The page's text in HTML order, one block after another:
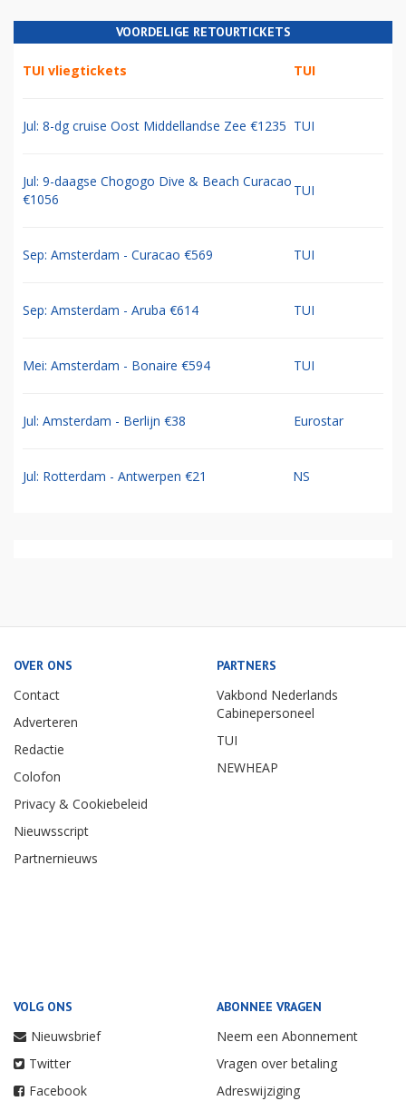
VOORDELIGE RETOURTICKETS
TUI vliegtickets TUI
Jul: 8-dg cruise Oost Middellandse Zee €1235 TUI
Jul: 9-daagse Chogogo Dive & Beach Curacao
€1056
TUI
Sep: Amsterdam - Curacao €569 TUI
Sep: Amsterdam - Aruba €614 TUI
Mei: Amsterdam - Bonaire €594 TUI
Jul: Amsterdam - Berlijn €38 Eurostar
Jul: Rotterdam - Antwerpen €21 NS
OVER ONS
Contact
Adverteren
Redactie
Colofon
Privacy & Cookiebeleid
Nieuwsscript
Partnernieuws
PARTNERS
Vakbond Nederlands
Cabinepersoneel
TUI
NEWHEAP
VOLG ONS
Nieuwsbrief
Twitter
Facebook
ABONNEE VRAGEN
Neem een Abonnement
Vragen over betaling
Adreswijziging